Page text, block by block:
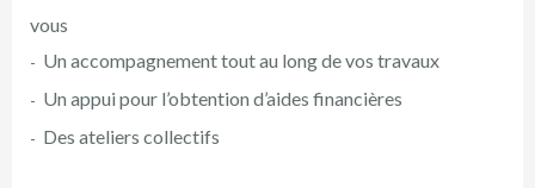
vous
Un accompagnement tout au long de vos travaux
Un appui pour l’obtention d’aides financières
Des ateliers collectifs